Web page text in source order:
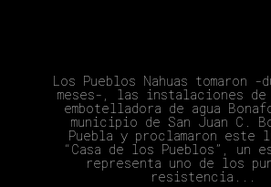
Los Pueblos Nahuas tomaron -
meses-, las instalaciones de
embotelladora de agua
municipio de San Juan C.
Puebla y proclamaron este
“Casa de los Pueblos”, un
representa uno de los
resistencia...